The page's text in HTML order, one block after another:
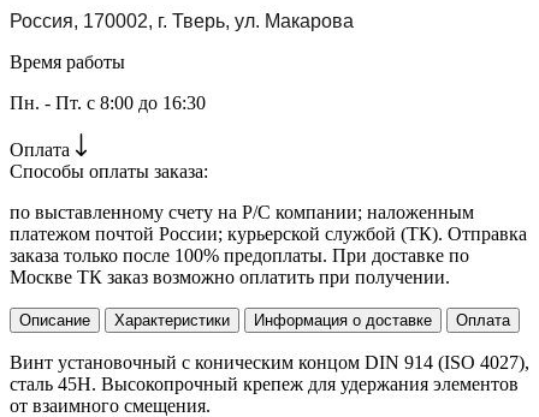
Россия, 170002, г. Тверь, ул. Макарова
Время работы
Пн. - Пт. с 8:00 до 16:30
Оплата
Способы оплаты заказа:
по выставленному счету на Р/С компании; наложенным
платежом почтой России; курьерской службой (ТК). Отправка
заказа только после 100% предоплаты. При доставке по
Москве ТК заказ возможно оплатить при получении.
Описание Характеристики Информация о доставке Оплата
Винт установочный с коническим концом DIN 914 (ISO 4027),
сталь 45H. Высокопрочный крепеж для удержания элементов
от взаимного смещения.